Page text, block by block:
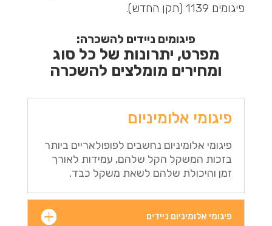
פיגומים 1139 (תקן החדש).
פיגומים ניידים להשכרה:
מפרט, יתרונות של כל סוג
ומחירים מומלצים להשכרה
פיגומי אלומיניום
פיגומי אלומיניום נחשבים לפופולאריים ביותר
בזכות המשקל הקל שלהם, עמידות לאורך
זמן והיכולת שלהם לשאת משקל כבד.
פיגומי אלומיניום ניידים